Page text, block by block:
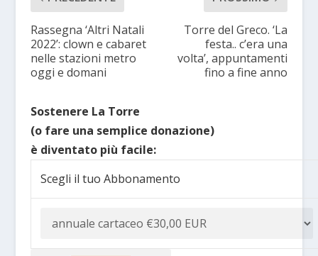
Rassegna ‘Altri Natali
2022’: clown e cabaret
nelle stazioni metro
oggi e domani
Torre del Greco. ‘La
festa.. c’era una
volta’, appuntamenti
fino a fine anno
Sostenere La Torre
(o fare una semplice donazione)
è diventato più facile:
Scegli il tuo Abbonamento